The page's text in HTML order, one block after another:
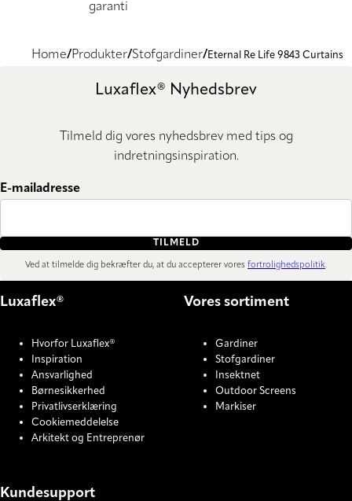
garanti
Home Produkter Stofgardiner Eternal Re Life 9843 Curtains
Luxaflex® Nyhedsbrev
Tilmeld dig vores nyhedsbrev med tips og
indretningsinspiration.
E-mailadresse
TILMELD
Ved at tilmelde dig bekræfter du, at du accepterer vores fortrolighedspolitik.
Luxaflex®
Hvorfor Luxaflex®
Inspiration
Ansvarlighed
Børnesikkerhed
Privatlivserklæring
Cookiemeddelelse
Arkitekt og Entreprenør
Vores sortiment
Gardiner
Stofgardiner
Insektnet
Outdoor Screens
Markiser
Kundesupport